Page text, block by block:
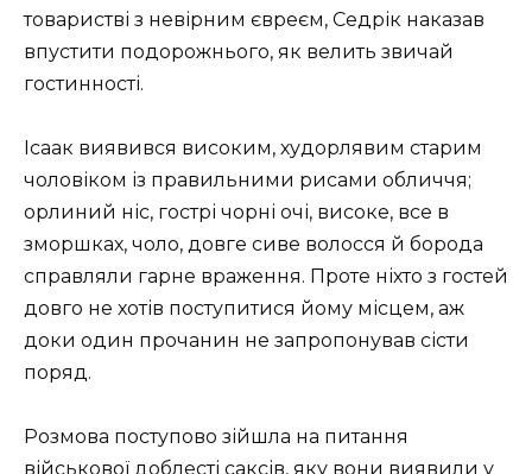
товаристві з невірним євреєм, Седрік наказав
впустити подорожнього, як велить звичай
гостинності.
Ісаак виявився високим, худорлявим старим
чоловіком із правильними рисами обличчя;
орлиний ніс, гострі чорні очі, високе, все в
зморшках, чоло, довге сиве волосся й борода
справляли гарне враження. Проте ніхто з гостей
довго не хотів поступитися йому місцем, аж
доки один прочанин не запропонував сісти
поряд.
Розмова поступово зійшла на питання
військової доблесті саксів, яку вони виявили у